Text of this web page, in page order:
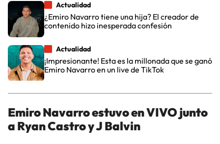
Actualidad
¿Emiro Navarro tiene una hija? El creador de
contenido hizo inesperada confesión
Actualidad
¡Impresionante! Esta es la millonada que se ganó
Emiro Navarro en un live de TikTok
Emiro Navarro estuvo en VIVO junto
a Ryan Castro y J Balvin